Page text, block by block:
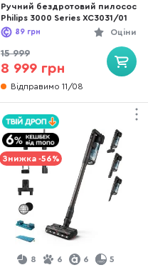
Ручний бездротовий пилосос
Philips 3000 Series XC3031/01
Оціни
89 грн
15 999
8 999 грн
Відправимо 11/08
Знижка -56%
8 6 6 5